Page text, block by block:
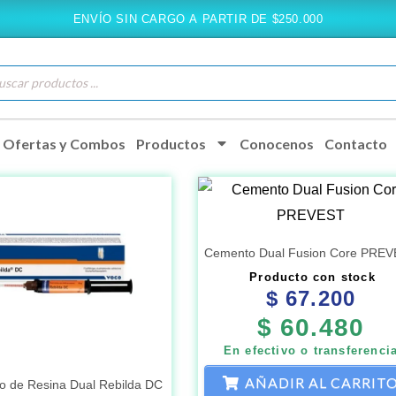
ENVÍO SIN CARGO A PARTIR DE $250.000
Ofertas y Combos Productos Conocenos Contacto
de Resina Dual Rebilda DC
Cemento Dual Fusion Core
Producto con stock
$ 67.200
$ 60.480
En efectivo o
AÑADIR AL CARRITO